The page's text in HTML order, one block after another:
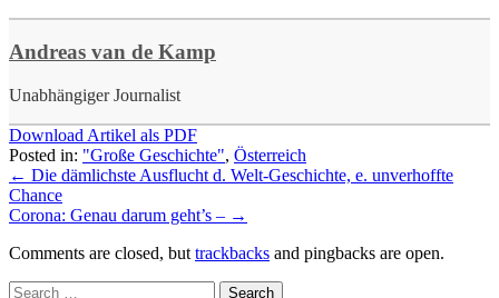
Andreas van de Kamp
Unabhängiger Journalist
Download Artikel als PDF
Posted in: "Große Geschichte", Österreich
← Die dämlichste Ausflucht d. Welt-Geschichte, e. unverhoffte
Chance
Corona: Genau darum geht’s – →
Comments are closed, but trackbacks and pingbacks are open.